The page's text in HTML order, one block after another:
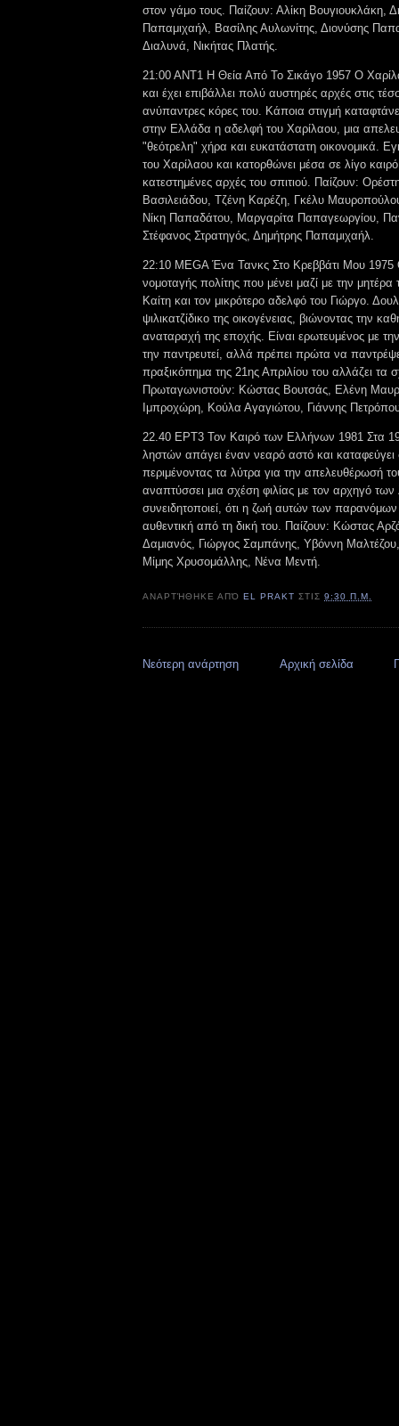
στον γάμο τους. Παίζουν: Αλίκη Βουγιουκλάκη,
Παπαμιχαήλ, Βασίλης Αυλωνίτης, Διονύσης
Διαλυνά, Νικήτας Πλατής.
21:00 ANT1 Η Θεία Από Το Σικάγο 1957 Ο
και έχει επιβάλλει πολύ αυστηρές αρχές στις
ανύπαντρες κόρες του. Κάποια στιγμή
στην Ελλάδα η αδελφή του Χαρίλαου, μια
"θεότρελη" χήρα και ευκατάστατη οικονομικά.
του Χαρίλαου και κατορθώνει μέσα σε λίγο
κατεστημένες αρχές του σπιτιού. Παίζουν:
Βασιλειάδου, Τζένη Καρέζη, Γκέλυ
Νίκη Παπαδάτου, Μαργαρίτα Παπαγεωργίου,
Στέφανος Στρατηγός, Δημήτρης Παπαμιχαήλ.
22:10 MEGA Ένα Τανκς Στο Κρεββάτι Μου 1975
νομοταγής πολίτης που μένει μαζί με την
Καίτη και τον μικρότερο αδελφό του Γιώργο.
ψιλικατζίδικο της οικογένειας, βιώνοντας την
αναταραχή της εποχής. Είναι ερωτευμένος με
την παντρευτεί, αλλά πρέπει πρώτα να
πραξικόπημα της 21ης Απριλίου του αλλάζει τα
Πρωταγωνιστούν: Κώστας Βουτσάς, Ελένη
Ιμπροχώρη, Κούλα Αγαγιώτου, Γιάννης
22.40 ΕΡΤ3 Τον Καιρό των Ελλήνων 1981 Στα
ληστών απάγει έναν νεαρό αστό και καταφεύγει
περιμένοντας τα λύτρα για την απελευθέρωσή
αναπτύσσει μια σχέση φιλίας με τον αρχηγό
συνειδητοποιεί, ότι η ζωή αυτών των παρανόμων
αυθεντική από τη δική του. Παίζουν: Κώστας
Δαμιανός, Γιώργος Σαμπάνης, Υβόννη
Μίμης Χρυσομάλλης, Νένα Μεντή.
ΑΝΑΡΤΉΘΗΚΕ ΑΠΌEL PRAKT ΣΤΙΣ9:30 Π.Μ.
Νεότερη ανάρτηση Αρχική σελίδα